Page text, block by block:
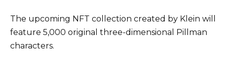
The upcoming NFT collection created by Klein will
feature 5,000 original three-dimensional Pillman
characters.